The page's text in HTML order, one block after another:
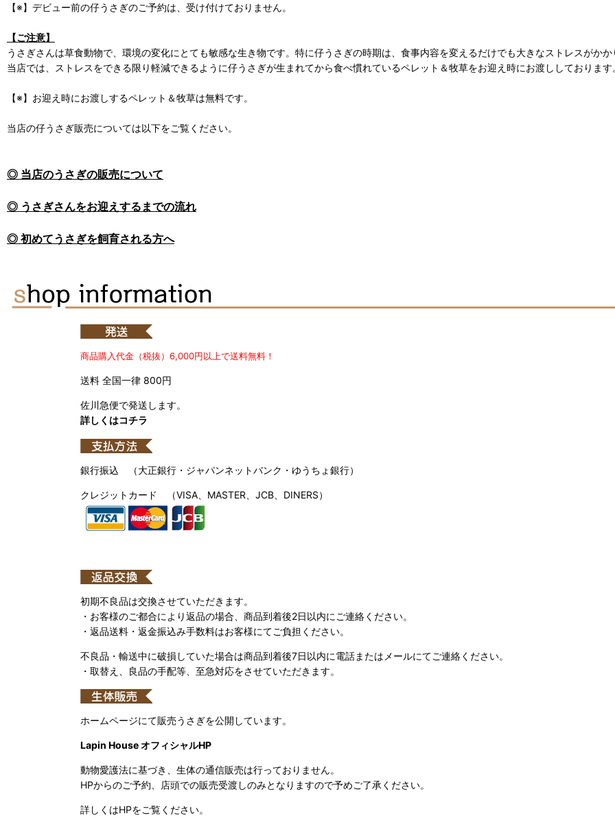
【※】デビュー前の仔うさぎのご予約は、受け付けておりません。
【ご注意】
うさぎさんは草食動物で、環境の変化にとても敏感な生き物です。特に仔うさぎの時期は、食事内容を変えるだけでも大きなストレスがかか
当店では、ストレスをできる限り軽減できるように仔うさぎが生まれてから食べ慣れているペレット＆牧草をお迎え時にお渡ししております
【※】お迎え時にお渡しするペレット＆牧草は無料です。
当店の仔うさぎ販売については以下をご覧ください。
◎ 当店のうさぎの販売について
◎ うさぎさんをお迎えするまでの流れ
◎ 初めてうさぎを飼育される方へ
商品購入代金（税抜）6,000円以上で送料無料！
送料 全国一律 800円
佐川急便で発送します。
詳しくはコチラ
銀行振込 （大正銀行・ジャパンネットバンク・ゆうちょ銀行）
クレジットカード （VISA、MASTER、JCB、DINERS）
初期不良品は交換させていただきます。
・お客様のご都合により返品の場合、商品到着後2日以内にご連絡ください。
・返品送料・返金振込み手数料はお客様にてご負担ください。
不良品・輸送中に破損していた場合は商品到着後7日以内に電話またはメールにてご連絡ください。
・取替え、良品の手配等、至急対応をさせていただきます。
ホームページにて販売うさぎを公開しています。
Lapin House オフィシャルHP
動物愛護法に基づき、生体の通信販売は行っておりません。
HPからのご予約、店頭での販売受渡しのみとなりますので予めご了承ください。
詳しくはHPをご覧ください。